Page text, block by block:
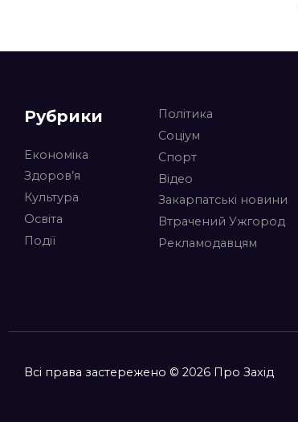
Рубрики
Економіка
Здоров’я
Культура
Освіта
Події
Політика
Соціум
Спорт
Відео
Закарпатські новини
Втрачений Ужгород
Рекламодавцям
Всі права застережено © 2026 Про Захід